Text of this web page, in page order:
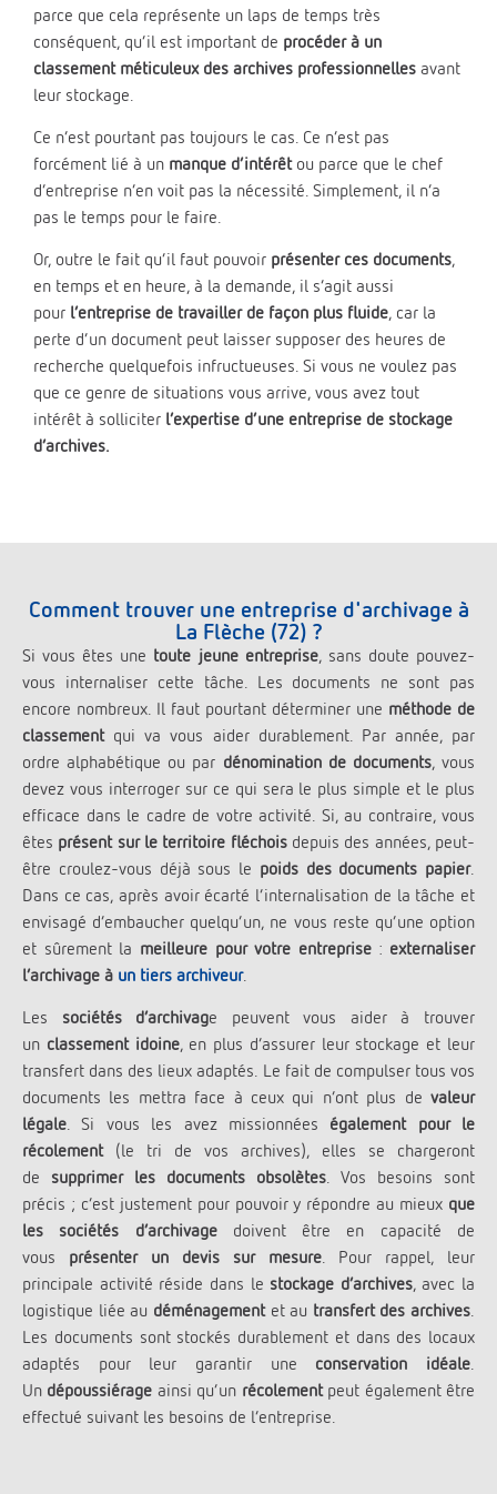
parce que cela représente un laps de temps très
conséquent, qu’il est important de procéder à un
classement méticuleux des archives professionnelles avant
leur stockage.
Ce n’est pourtant pas toujours le cas. Ce n’est pas
forcément lié à un manque d’intérêtou parce que le chef
d’entreprise n’en voit pas la nécessité. Simplement, il n’a
pas le temps pour le faire.
Or, outre le fait qu’il faut pouvoir présenter ces documents,
en temps et en heure, à la demande, il s’agit aussi
pour l’entreprise de travailler de façon plus fluide, car la
perte d’un document peut laisser supposer des heures de
recherche quelquefois infructueuses. Si vous ne voulez pas
que ce genre de situations vous arrive, vous avez tout
intérêt à solliciter l’expertise d’une entreprise de stockage
d’archives.
Comment trouver une entreprise d'archivage à
La Flèche (72) ?
Si vous êtes une toute jeune entreprise, sans doute pouvez-
vous internaliser cette tâche. Les documents ne sont pas
encore nombreux. Il faut pourtant déterminer une méthode de
classementqui va vous aider durablement. Par année, par
ordre alphabétique ou par dénomination de documents, vous
devez vous interroger sur ce qui sera le plus simple et le plus
efficace dans le cadre de votre activité. Si, au contraire, vous
êtes présent sur le territoire fléchoisdepuis des années, peut-
être croulez-vous déjà sous le poids des documents papier.
Dans ce cas, après avoir écarté l’internalisation de la tâche et
envisagé d’embaucher quelqu’un, ne vous reste qu’une option
et sûrement la meilleure pour votre entreprise: externaliser
l’archivage à un tiers archiveur.
Les sociétés d’archivage peuvent vous aider à trouver
un classement idoine, en plus d’assurer leur stockage et leur
transfert dans des lieux adaptés. Le fait de compulser tous vos
documents les mettra face à ceux qui n’ont plus de valeur
légale. Si vous les avez missionnées également pour le
récolement(le tri de vos archives), elles se chargeront
de supprimer les documents obsolètes. Vos besoins sont
précis ; c’est justement pour pouvoir y répondre au mieux que
les sociétés d’archivagedoivent être en capacité de
vous présenter un devis sur mesure. Pour rappel, leur
principale activité réside dans le stockage d’archives, avec la
logistique liée au déménagementet au transfert des archives.
Les documents sont stockés durablement et dans des locaux
adaptés pour leur garantir une conservation idéale.
Un dépoussiérage ainsi qu’un récolementpeut également être
effectué suivant les besoins de l’entreprise.